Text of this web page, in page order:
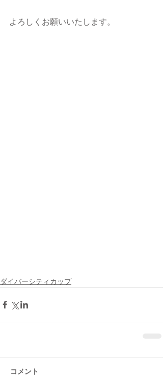
よろしくお願いいたします。
ダイバーシティカップ
コメント